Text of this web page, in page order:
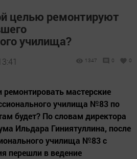
целью ремонтируют
училища?
1347 0 0
ремонтировать мастерские
училища №83 по
будет? По словам директора
Ильдара Гиниятуллина, после
училища №83 с
перешли в ведение